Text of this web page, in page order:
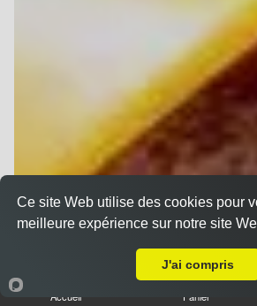
Accueil Panier
Ce site Web utilise des cookies pour
meilleure expérience sur notre site
J'ai compris